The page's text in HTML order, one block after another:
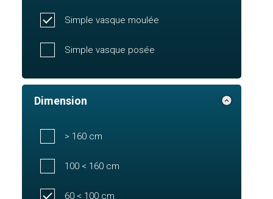
Simple vasque moulée
Simple vasque posée
Dimension
> 160 cm
100 < 160 cm
60 < 100 cm